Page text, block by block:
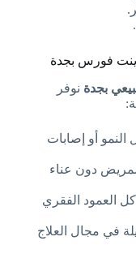
فورس بجدة
بجدة نوفر
النمو أو إصابات
دون عناء
العمود الفقري
في مجال العلاج